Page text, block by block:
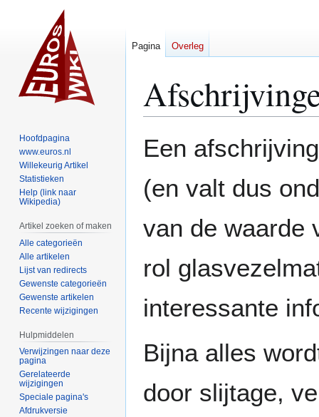
navigatie
zoeken
Een
(en valt dus
van de waarde
rol
interessante
Bijna alles
door slijtage,
Pagina Overleg
Hoofdpagina
www.euros.nl
Willekeurig Artikel
Statistieken
Help (link naar
Wikipedia)
Artikel zoeken of maken
Alle categorieën
Alle artikelen
Lijst van redirects
Gewenste categorieën
Gewenste artikelen
Recente wijzigingen
Hulpmiddelen
Verwijzingen naar deze
pagina
Gerelateerde
wijzigingen
Speciale pagina's
Afdrukversie